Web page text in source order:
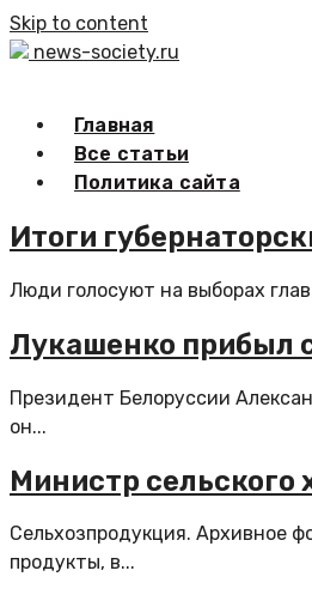
Skip to content
news-society.ru
Главная
Все статьи
Политика сайта
Итоги
Люди голосуют на выборах
Лукашенко прибыл
Президент Белоруссии
он...
Министр сельского
Сельхозпродукция. Архивное
продукты, в...